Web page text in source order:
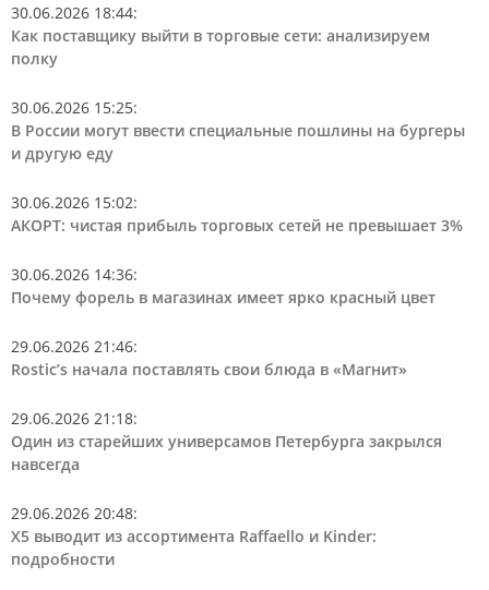
30.06.2026 18:44:
Как поставщику выйти в торговые сети: анализируем
полку
30.06.2026 15:25:
В России могут ввести специальные пошлины на бургеры
и другую еду
30.06.2026 15:02:
АКОРТ: чистая прибыль торговых сетей не превышает 3%
30.06.2026 14:36:
Почему форель в магазинах имеет ярко красный цвет
29.06.2026 21:46:
Rostic’s начала поставлять свои блюда в «Магнит»
29.06.2026 21:18:
Один из старейших универсамов Петербурга закрылся
навсегда
29.06.2026 20:48:
Х5 выводит из ассортимента Raffaello и Kinder:
подробности